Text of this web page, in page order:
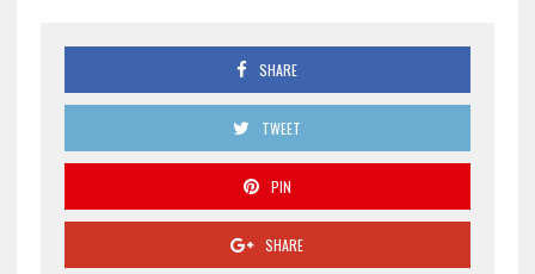
SHARE
TWEET
PIN
SHARE